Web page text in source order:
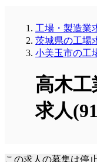
工場・製造業
茨城県の工場
小美玉市の工
高木
求人
この求人の募集は停